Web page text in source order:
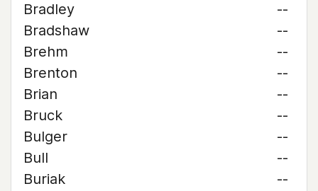
Bradley
--
Bradshaw
--
Brehm
--
Brenton
--
Brian
--
Bruck
--
Bulger
--
Bull
--
Buriak
--